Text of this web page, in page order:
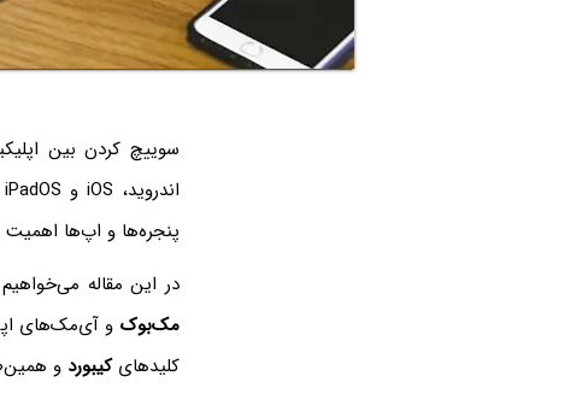
سوییچ کردن بین
پنجره‌ها و اپ‌ها اهمیت
در این مقاله
مک‌بوک و آی‌مک‌های
کلیدهایکیبورد و